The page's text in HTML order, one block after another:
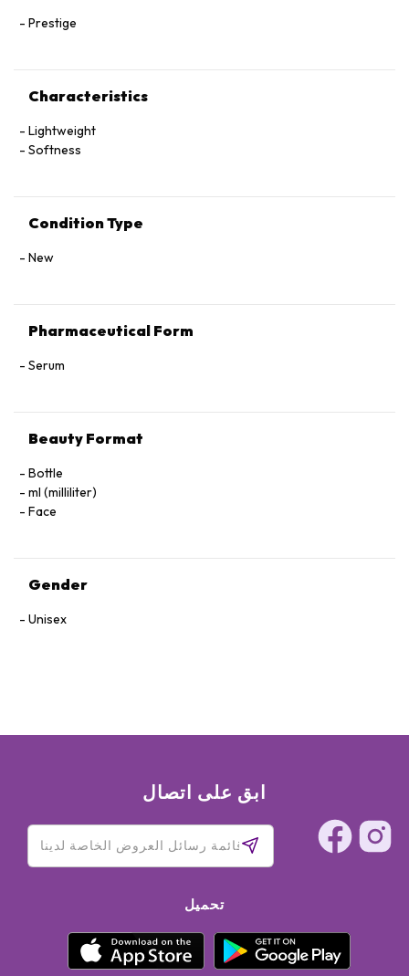
Prestige
Characteristics
Lightweight
Softness
Condition Type
New
Pharmaceutical Form
Serum
Beauty Format
Bottle
ml (milliliter)
Face
Gender
Unisex
ابق على اتصال
تحميل